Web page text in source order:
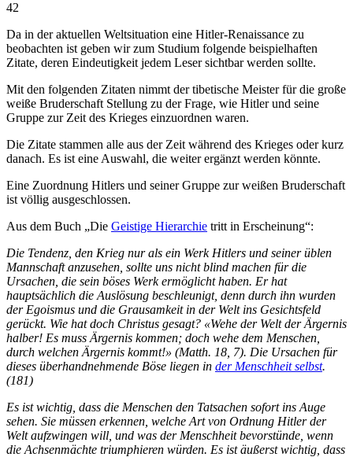
42
Da in der aktuellen Weltsituation eine Hitler-Renaissance zu
beobachten ist geben wir zum Studium folgende beispielhaften
Zitate, deren Eindeutigkeit jedem Leser sichtbar werden sollte.
Mit den folgenden Zitaten nimmt der tibetische Meister für die große
weiße Bruderschaft Stellung zu der Frage, wie Hitler und seine
Gruppe zur Zeit des Krieges einzuordnen waren.
Die Zitate stammen alle aus der Zeit während des Krieges oder kurz
danach. Es ist eine Auswahl, die weiter ergänzt werden könnte.
Eine Zuordnung Hitlers und seiner Gruppe zur weißen Bruderschaft
ist völlig ausgeschlossen.
Aus dem Buch „Die Geistige Hierarchie tritt in Erscheinung“:
Die Tendenz, den Krieg nur als ein Werk Hitlers und seiner üblen
Mannschaft anzusehen, sollte uns nicht blind machen für die
Ursachen, die sein böses Werk ermöglicht haben. Er hat
hauptsächlich die Auslösung beschleunigt, denn durch ihn wurden
der Egoismus und die Grausamkeit in der Welt ins Gesichtsfeld
gerückt. Wie hat doch Christus gesagt? «Wehe der Welt der Ärgernis
halber! Es muss Ärgernis kommen; doch wehe dem Menschen,
durch welchen Ärgernis kommt!» (Matth. 18, 7). Die Ursachen für
dieses überhandnehmende Böse liegen in der Menschheit selbst.
(181)
Es ist wichtig, dass die Menschen den Tatsachen sofort ins Auge
sehen. Sie müssen erkennen, welche Art von Ordnung Hitler der
Welt aufzwingen will, und was der Menschheit bevorstünde, wenn
die Achsenmächte triumphieren würden. Es ist äußerst wichtig, dass